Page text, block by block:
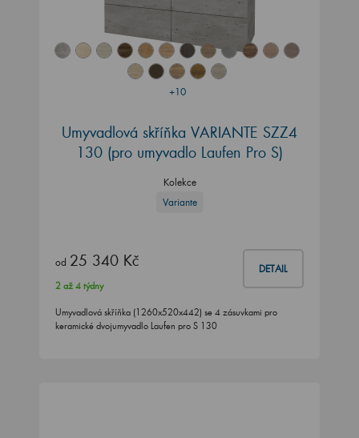
+10
Umyvadlová skříňka VARIANTE SZZ4
130 (pro umyvadlo Laufen Pro S)
Kolekce
Variante
od 25 340 Kč DETAIL
2 až 4 týdny
Umyvadlová skříňka (1260x520x442) se 4 zásuvkami pro
keramické dvojumyvadlo Laufen pro S 130